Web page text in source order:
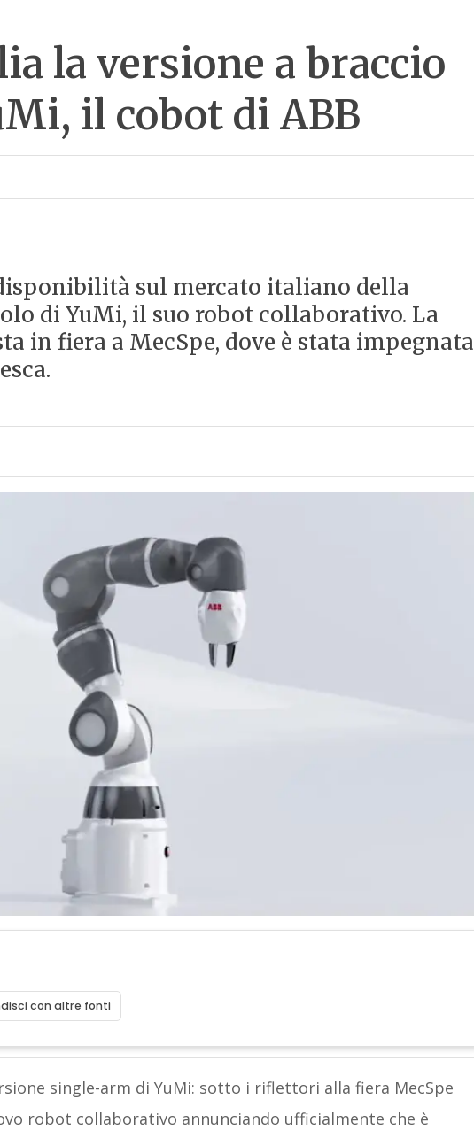
la versione a braccio
il cobot di ABB
sul mercato italiano della
di YuMi, il suo robot collaborativo. La
in fiera a MecSpe, dove è stata impegnata
con altre fonti
single-arm di YuMi: sotto i riflettori alla fiera MecSpe
robot collaborativo annunciando ufficialmente che è